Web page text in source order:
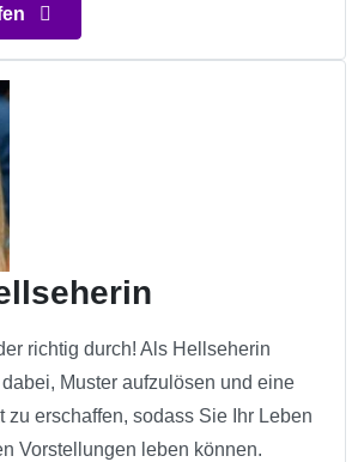
richtig durch! Als Hellseherin
Muster aufzulösen und eine
zu erschaffen, sodass Sie Ihr Leben
Vorstellungen leben können.